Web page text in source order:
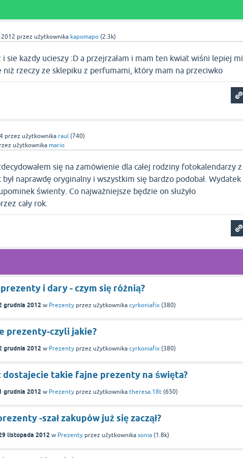
przez użytkownika kapomapo (2.3k)
i sie kazdy ucieszy :D a przejrzałam i mam ten kwiat wiśni lepiej mi
niż rzeczy ze sklepiku z perfumami, który mam na przeciwko
przez użytkownika raul (740)
użytkownika mario
się na zamówienie dla całej rodziny fotokalendarzy z
naprawdę oryginalny i wszystkim się bardzo podobał. Wydatek
świenty. Co najważniejsze będzie on służyło
cały rok.
i dary - czym się różnią?
grudnia 2012 w Prezenty przez użytkownika cyrkoniafix (380)
prezenty-czyli jakie?
grudnia 2012 w Prezenty przez użytkownika cyrkoniafix (380)
dostajecie takie fajne prezenty na święta?
grudnia 2012 w Prezenty przez użytkownika theresa.18t (650)
-szał zakupów już się zaczął?
listopada 2012 w Prezenty przez użytkownika sonia (1.8k)